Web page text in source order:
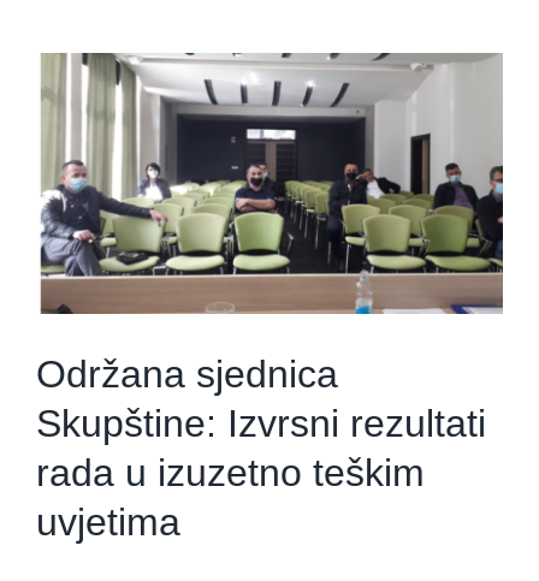
Održana sjednica
Skupštine: Izvrsni rezultati
rada u izuzetno teškim
uvjetima